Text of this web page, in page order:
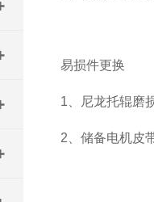
‌易损件更换‌
1、尼龙托辊磨
2、储备电机皮